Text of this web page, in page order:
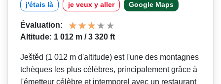
j'étais là je veux y aller Google Maps
Évaluation:
Altitude: 1 012 m / 3 320 ft
Ještěd (1 012 m d'altitude) est l'une des montagnes
tchèques les plus célèbres, principalement grâce à
l'émetteur célèbre et intemporel avec un restaurant